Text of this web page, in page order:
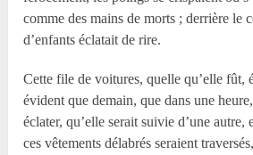
comme des mains de morts ; derrière le
d’enfants éclatait de rire.
Cette file de voitures, quelle qu’elle fût,
évident que demain, que dans une
éclater, qu’elle serait suivie d’une autre,
ces vêtements délabrés seraient